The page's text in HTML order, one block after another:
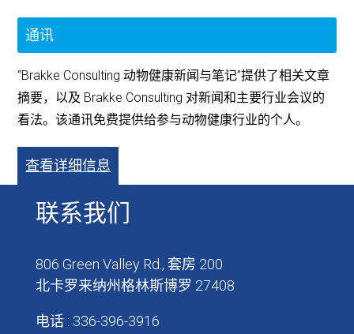
通讯
“Brakke Consulting 动物健康新闻与笔记”提供了相关文章
摘要，以及 Brakke Consulting 对新闻和主要行业会议的
看法。该通讯免费提供给参与动物健康行业的个人。
查看详细信息
联系我们
806 Green Valley Rd., 套房 200
北卡罗来纳州格林斯博罗 27408
电话 : 336-396-3916